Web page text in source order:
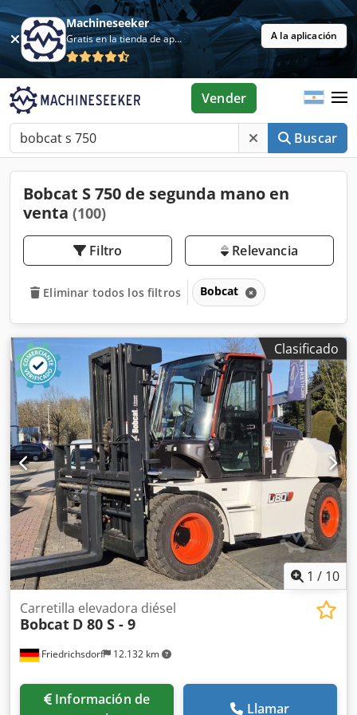
Machineseeker
Gratis en la tienda de aplicaciones A la aplicación
Buscar
Vender
Bobcat S 750 de segunda mano en
venta (100)
Filtro Relevancia
Eliminar todos los filtros Bobcat
Clasificado
1 / 10
Friedrichsdorf 12.132 km
Carretilla elevadora diésel
Bobcat D 80 S - 9
Información de
Llamar